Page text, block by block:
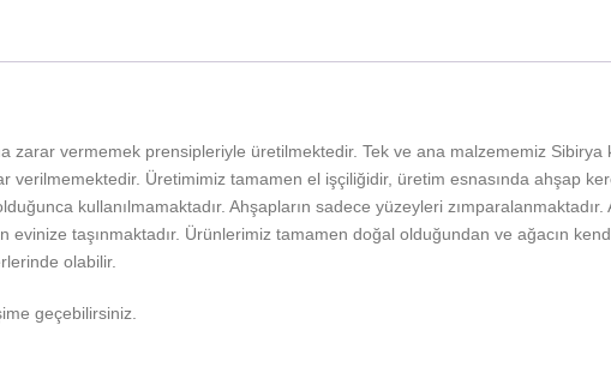
zarar vermemek prensipleriyle üretilmektedir. Tek ve ana malzememiz Sibirya
verilmemektedir. Üretimimiz tamamen el işçiliğidir, üretim esnasında ahşap
kullanılmamaktadır. Ahşapların sadece yüzeyleri
evinize taşınmaktadır. Ürünlerimiz tamamen doğal olduğundan ve ağacın
olabilir.
geçebilirsiniz.